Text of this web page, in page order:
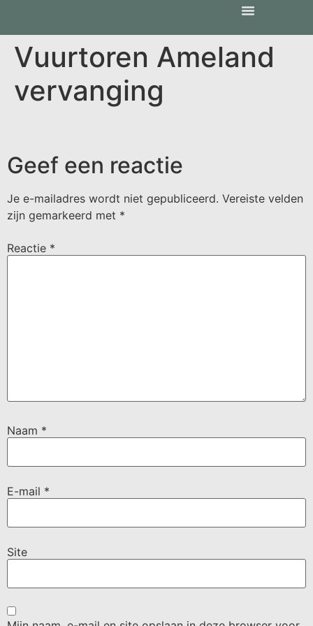
Vuurtoren Ameland
vervanging
Geef een reactie
Je e-mailadres wordt niet gepubliceerd. Vereiste velden
zijn gemarkeerd met *
Reactie *
Naam *
E-mail *
Site